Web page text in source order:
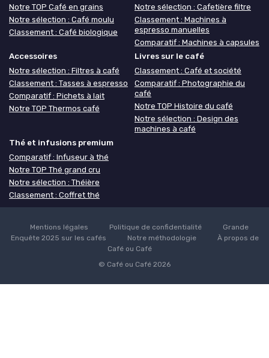
Notre TOP Café en grains
Notre sélection : Café moulu
Classement : Café biologique
Notre sélection : Cafetière filtre
Classement : Machines à
espresso manuelles
Comparatif : Machines à capsules
Accessoires
Notre sélection : Filtres à café
Classement : Tasses à espresso
Comparatif : Pichets à lait
Notre TOP Thermos café
Livres sur le café
Classement : Café et société
Comparatif : Photographie du
café
Notre TOP Histoire du café
Notre sélection : Design des
machines à café
Thé et infusions premium
Comparatif : Infuseur à thé
Notre TOP Thé grand cru
Notre sélection : Théière
Classement : Coffret thé
Mentions légales Politique de confidentialité
Grande
Enquête 2025 sur les cafés
Notre méthodologie
À propos de
Café ou Café
© Café ou Café 2026